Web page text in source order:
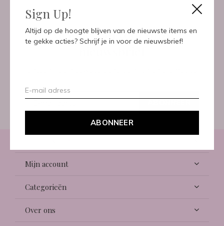
Sign Up!
Altijd op de hoogte blijven van de nieuwste items en
te gekke acties? Schrijf je in voor de nieuwsbrief!
ABONNEER
Meld je aan voor onze
nieuwsbrief
Mijn account
Categorieën
Over ons